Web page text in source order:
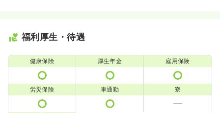
福利厚生・待遇
健康保険 厚生年金 雇用保険
労災保険 車通勤 寮